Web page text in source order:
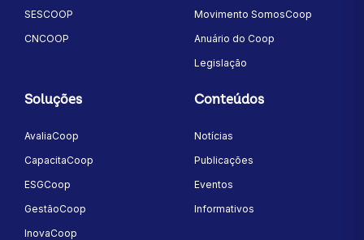
SESCOOP
CNCOOP
Movimento SomosCoop
Anuário do Coop
Legislação
Soluções
AvaliaCoop
CapacitaCoop
ESGCoop
GestãoCoop
InovaCoop
Conteúdos
Notícias
Publicações
Eventos
Informativos